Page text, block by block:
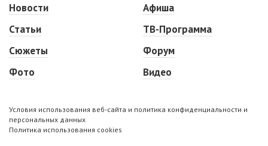
Новости
Статьи
Сюжеты
Фото
Афиша
ТВ-Программа
Форум
Видео
Условия использования веб-сайта и политика конфиденциальности и
персональных данных
Политика использования cookies